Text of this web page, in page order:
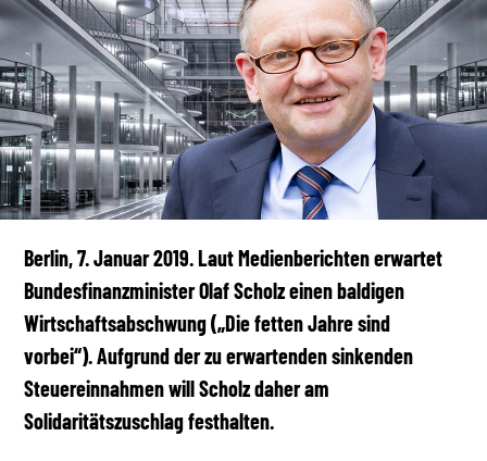
STELLENPORTAL
MEDIATHEK
Berlin, 7. Januar 2019. Laut Medienberichten erwartet
Bundesfinanzminister Olaf Scholz einen baldigen
Wirtschaftsabschwung („Die fetten Jahre sind
vorbei“). Aufgrund der zu erwartenden sinkenden
Steuereinnahmen will Scholz daher am
Solidaritätszuschlag festhalten.